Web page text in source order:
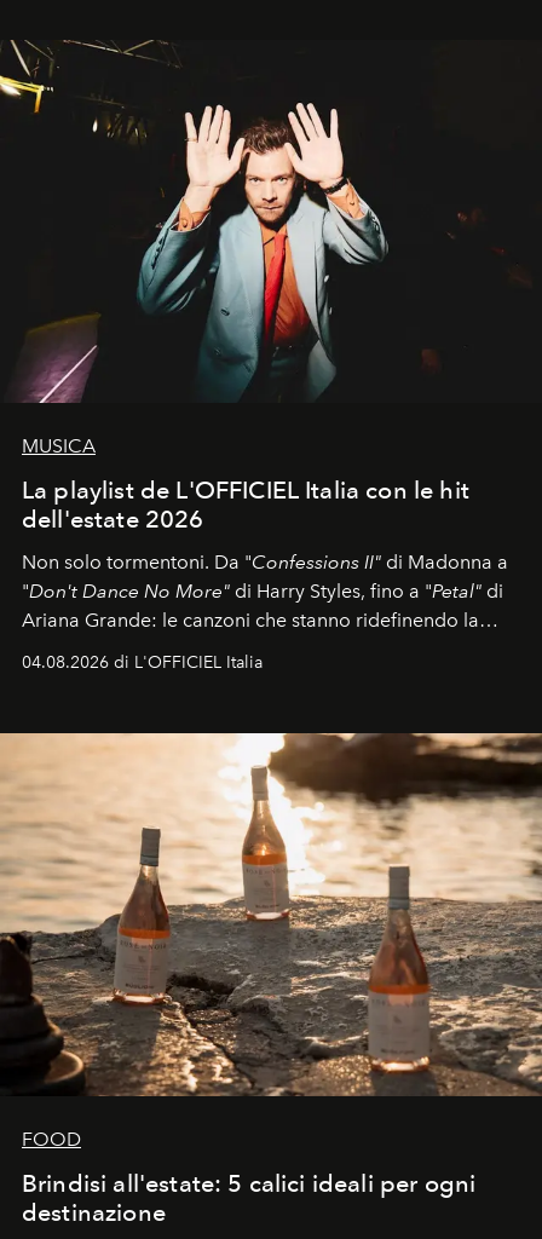
MUSICA
La playlist de L'OFFICIEL Italia con le hit
dell'estate 2026
Non solo tormentoni. Da "Confessions II" di Madonna a
"Don't Dance No More" di Harry Styles, fino a "Petal" di
Ariana Grande: le canzoni che stanno ridefinendo la
04.08.2026 di L'OFFICIEL Italia
FOOD
Brindisi all'estate: 5 calici ideali per ogni
destinazione